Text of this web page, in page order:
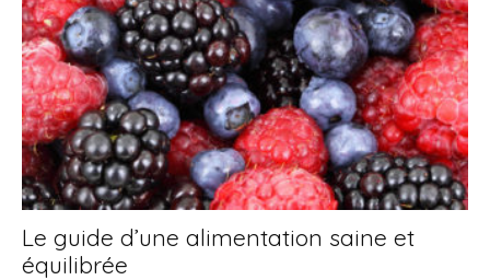
Le guide d’une alimentation saine et
équilibrée